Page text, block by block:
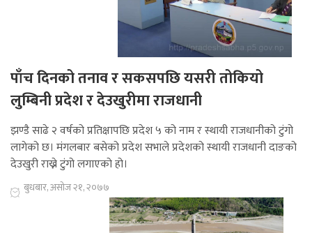
पाँच दिनको तनाव र सकसपछि यसरी तोकियो
लुम्बिनी प्रदेश र देउखुरीमा राजधानी
झण्डै साढे २ वर्षको प्रतिक्षापछि प्रदेश ५ को नाम र स्थायी राजधानीको टुंगो
लागेको छ। मंगलबार बसेको प्रदेश सभाले प्रदेशको स्थायी राजधानी दाङको
देउखुरी राख्ने टुंगो लगाएको हो।
बुधबार, असोज २१, २०७७